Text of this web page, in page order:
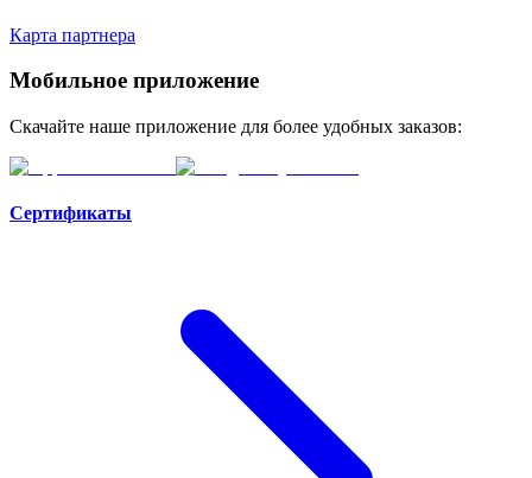
Карта партнера
Мобильное приложение
Скачайте наше приложение для более удобных заказов:
Сертификаты